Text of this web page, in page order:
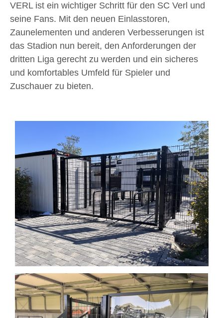
VERL ist ein wichtiger Schritt für den SC Verl und
seine Fans. Mit den neuen Einlasstoren,
Zaunelementen und anderen Verbesserungen ist
das Stadion nun bereit, den Anforderungen der
dritten Liga gerecht zu werden und ein sicheres
und komfortables Umfeld für Spieler und
Zuschauer zu bieten.